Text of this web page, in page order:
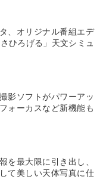
、オリジナル番組エデ
ひろげる」天文シミュ
影ソフトがパワーアッ
ォーカスなど新機能も
を最大限に引き出し、
て美しい天体写真に仕